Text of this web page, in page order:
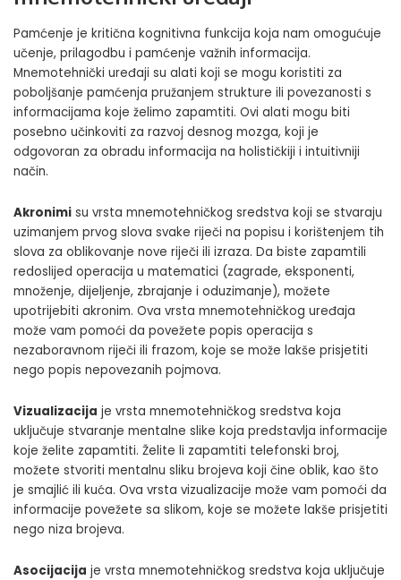
Pamćenje je kritična kognitivna funkcija koja nam omogućuje
učenje, prilagodbu i pamćenje važnih informacija.
Mnemotehnički uređaji su alati koji se mogu koristiti za
poboljšanje pamćenja pružanjem strukture ili povezanosti s
informacijama koje želimo zapamtiti. Ovi alati mogu biti
posebno učinkoviti za razvoj desnog mozga, koji je
odgovoran za obradu informacija na holističkiji i intuitivniji
način.
Akronimi su vrsta mnemotehničkog sredstva koji se stvaraju
uzimanjem prvog slova svake riječi na popisu i korištenjem tih
slova za oblikovanje nove riječi ili izraza. Da biste zapamtili
redoslijed operacija u matematici (zagrade, eksponenti,
množenje, dijeljenje, zbrajanje i oduzimanje), možete
upotrijebiti akronim. Ova vrsta mnemotehničkog uređaja
može vam pomoći da povežete popis operacija s
nezaboravnom riječi ili frazom, koje se može lakše prisjetiti
nego popis nepovezanih pojmova.
Vizualizacija je vrsta mnemotehničkog sredstva koja
uključuje stvaranje mentalne slike koja predstavlja informacije
koje želite zapamtiti. Želite li zapamtiti telefonski broj,
možete stvoriti mentalnu sliku brojeva koji čine oblik, kao što
je smajlić ili kuća. Ova vrsta vizualizacije može vam pomoći da
informacije povežete sa slikom, koje se možete lakše prisjetiti
nego niza brojeva.
Asocijacija je vrsta mnemotehničkog sredstva koja uključuje